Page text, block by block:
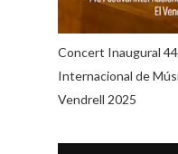
Concert Inaugural
Internacional de
Vendrell 2025